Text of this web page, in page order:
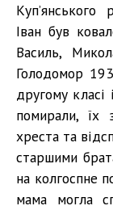
Куп’янського
Іван був
Василь,
Голодомор
другому
помирали, їх
хреста та
старшими
на колгоспне
мама могла